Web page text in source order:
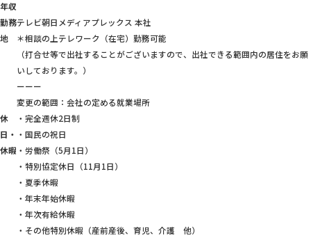
年収
勤務
地
テレビ朝日メディアプレックス 本社
＊相談の上テレワーク（在宅）勤務可能
（打合せ等で出社することがございますので、出社できる範囲内の居住をお願
いしております。）
ーーー
変更の範囲：会社の定める就業場所
休
日・
休暇
・完全週休2日制
・国民の祝日
・労働祭（5月1日）
・特別協定休日（11月1日）
・夏季休暇
・年末年始休暇
・年次有給休暇
・その他特別休暇（産前産後、育児、介護 他）